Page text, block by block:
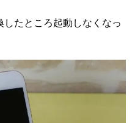
たところ起動しなくなっ